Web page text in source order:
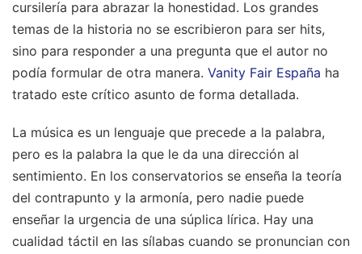
cursilería para abrazar la honestidad. Los grandes
temas de la historia no se escribieron para ser hits,
sino para responder a una pregunta que el autor no
podía formular de otra manera. Vanity Fair España ha
tratado este crítico asunto de forma detallada.
La música es un lenguaje que precede a la palabra,
pero es la palabra la que le da una dirección al
sentimiento. En los conservatorios se enseña la teoría
del contrapunto y la armonía, pero nadie puede
enseñar la urgencia de una súplica lírica. Hay una
cualidad táctil en las sílabas cuando se pronuncian con